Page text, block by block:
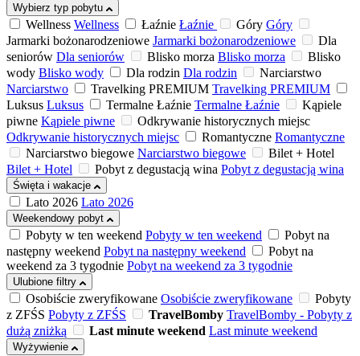
Wybierz typ pobytu
Wellness Wellness Łaźnie Łaźnie Góry Góry
Jarmarki bożonarodzeniowe Jarmarki bożonarodzeniowe
Dla
seniorów Dla seniorów Blisko morza Blisko morza
Blisko
wody Blisko wody Dla rodzin Dla rodzin
Narciarstwo
Narciarstwo
Travelking PREMIUM Travelking PREMIUM
Luksus Luksus Termalne Łaźnie Termalne Łaźnie
Kąpiele
piwne Kąpiele piwne
Odkrywanie historycznych miejsc
Odkrywanie historycznych miejsc
Romantyczne Romantyczne
Narciarstwo biegowe Narciarstwo biegowe
Bilet + Hotel
Bilet + Hotel
Pobyt z degustacją wina Pobyt z degustacją wina
Święta i wakacje
Lato 2026 Lato 2026
Weekendowy pobyt
Pobyty w ten weekend Pobyty w ten weekend
Pobyt na
następny weekend Pobyt na następny weekend
Pobyt na
weekend za 3 tygodnie Pobyt na weekend za 3 tygodnie
Ulubione filtry
Osobiście zweryfikowane Osobiście zweryfikowane
Pobyty
z ZFŚS Pobyty z ZFŚS TravelBomby TravelBomby - Pobyty z
dużą zniżką
Last minute weekend Last minute weekend
Wyżywienie